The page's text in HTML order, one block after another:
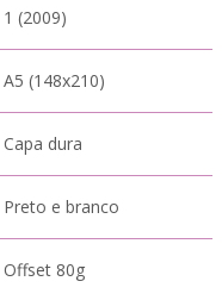
1 (2009)
A5 (148x210)
Capa dura
Preto e branco
Offset 80g